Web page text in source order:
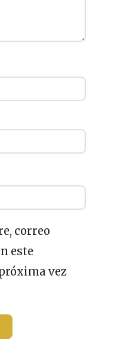
correo
este
vez